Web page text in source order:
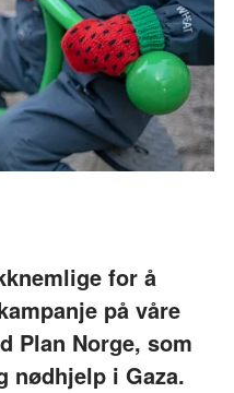
for å
på våre
Plan Norge, som
nødhjelp i Gaza.